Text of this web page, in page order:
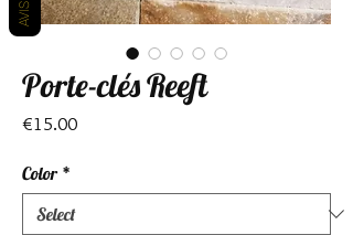
Porte-clés Reeft
€15.00Price
Color *
AVIS